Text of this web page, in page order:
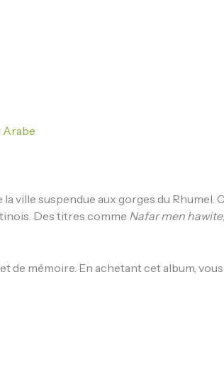
Arabe
ville suspendue aux gorges du Rhumel.
Des titres comme Nafar men hawite,
de mémoire. En achetant cet album,